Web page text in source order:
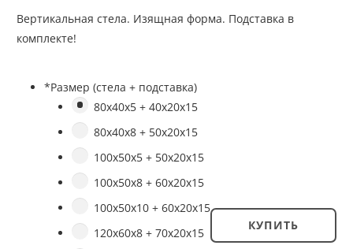
Вертикальная стела. Изящная форма. Подставка в
комплекте!
*Размер (стела + подставка)
80х40х5 + 40х20х15
80х40х8 + 50х20х15
100х50х5 + 50х20х15
100х50х8 + 60х20х15
100х50х10 + 60х20х15
120х60х8 + 70х20х15 Количество
КУПИТЬ